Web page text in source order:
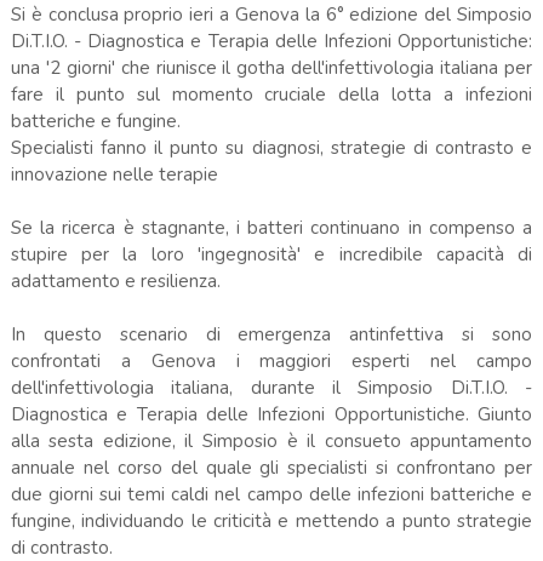
Si è conclusa proprio ieri a Genova la 6° edizione del Simposio
Di.T.I.O. - Diagnostica e Terapia delle Infezioni Opportunistiche:
una '2 giorni' che riunisce il gotha dell'infettivologia italiana per
fare il punto sul momento cruciale della lotta a infezioni
batteriche e fungine.
Specialisti fanno il punto su diagnosi, strategie di contrasto e
innovazione nelle terapie
Se la ricerca è stagnante, i batteri continuano in compenso a
stupire per la loro 'ingegnosità' e incredibile capacità di
adattamento e resilienza.
In questo scenario di emergenza antinfettiva si sono
confrontati a Genova i maggiori esperti nel campo
dell'infettivologia italiana, durante il Simposio Di.T.I.O. -
Diagnostica e Terapia delle Infezioni Opportunistiche. Giunto
alla sesta edizione, il Simposio è il consueto appuntamento
annuale nel corso del quale gli specialisti si confrontano per
due giorni sui temi caldi nel campo delle infezioni batteriche e
fungine, individuando le criticità e mettendo a punto strategie
di contrasto.